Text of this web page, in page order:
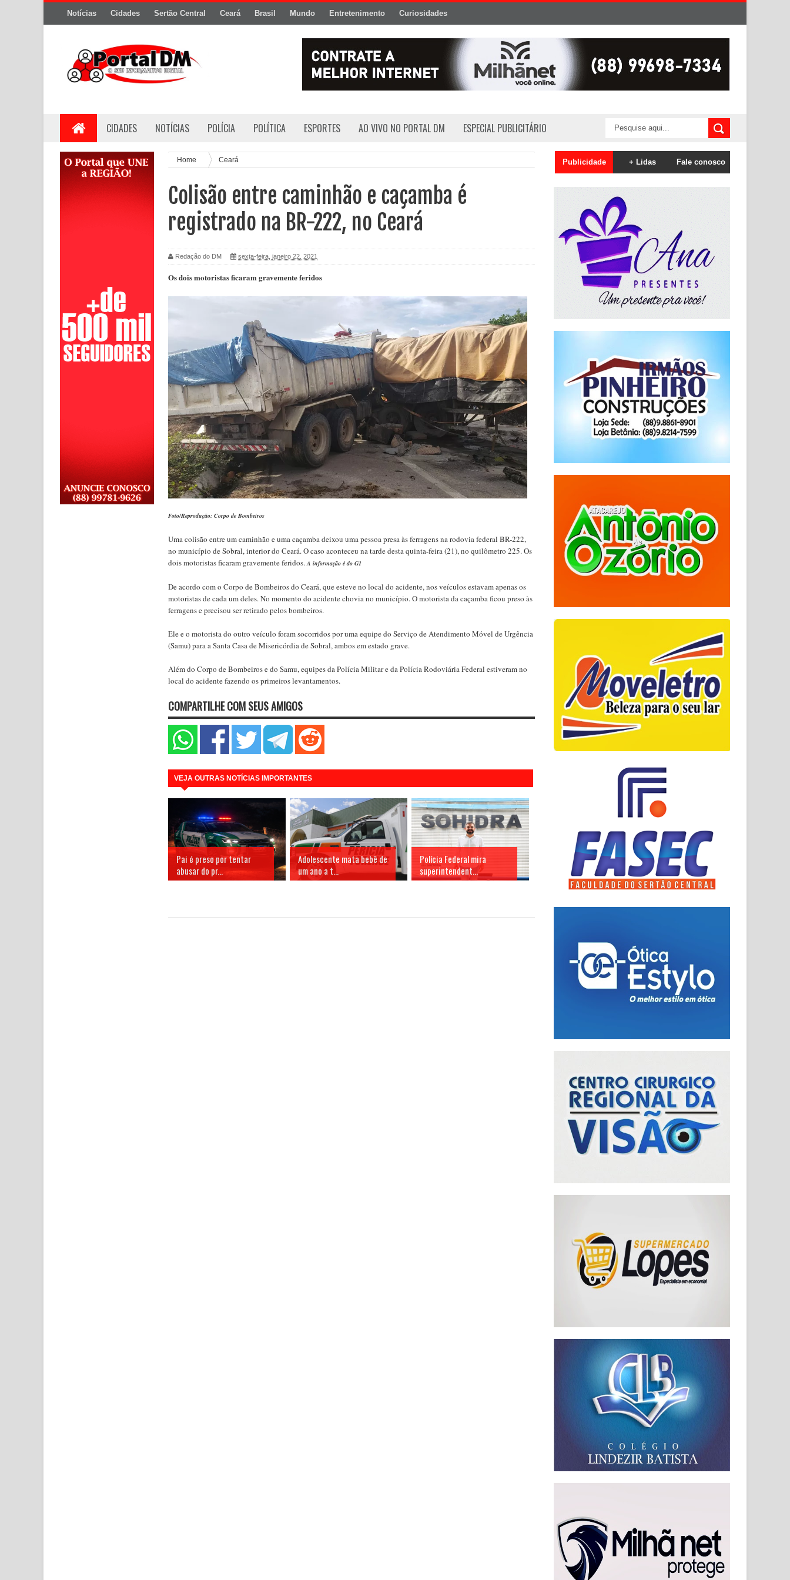
Notícias Cidades Sertão Central Ceará Brasil Mundo Entretenimento Curiosidades
CIDADES NOTÍCIAS POLÍCIA POLÍTICA ESPORTES AO VIVO NO PORTAL DM ESPECIAL PUBLICITÁRIO
Home Ceará
Colisão entre caminhão e caçamba é
registrado na BR-222, no Ceará
Redação do DM sexta-feira, janeiro 22, 2021
Os dois motoristas ficaram gravemente feridos
Foto/Reprodução: Corpo de Bombeiros
Uma colisão entre um caminhão e uma caçamba deixou uma pessoa presa às ferragens na rodovia federal BR-222,
no município de Sobral, interior do Ceará. O caso aconteceu na tarde desta quinta-feira (21), no quilômetro 225. Os
dois motoristas ficaram gravemente feridos. A informação é do G1
De acordo com o Corpo de Bombeiros do Ceará, que esteve no local do acidente, nos veículos estavam apenas os
motoristas de cada um deles. No momento do acidente chovia no município. O motorista da caçamba ficou preso às
ferragens e precisou ser retirado pelos bombeiros.
Ele e o motorista do outro veículo foram socorridos por uma equipe do Serviço de Atendimento Móvel de Urgência
(Samu) para a Santa Casa de Misericórdia de Sobral, ambos em estado grave.
Além do Corpo de Bombeiros e do Samu, equipes da Polícia Militar e da Polícia Rodoviária Federal estiveram no
local do acidente fazendo os primeiros levantamentos.
COMPARTILHE COM SEUS AMIGOS
VEJA OUTRAS NOTÍCIAS IMPORTANTES
Pai é preso por tentar
abusar do pr...
Adolescente mata bebê de
um ano a t...
Polícia Federal mira
superintendent...
Publicidade + Lidas Fale conosco